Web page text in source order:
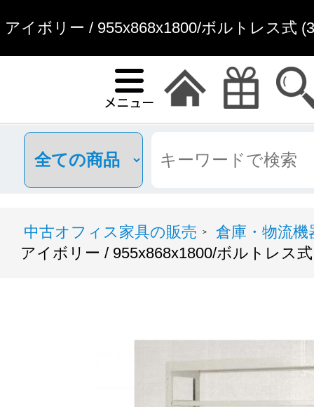
アイボリー / 955x868x1800/ボルトレス式
オフィス家具
中古オフィス家具の販売 >
倉庫・物流機
アイボリー / 955x868x1800/ボルトレス